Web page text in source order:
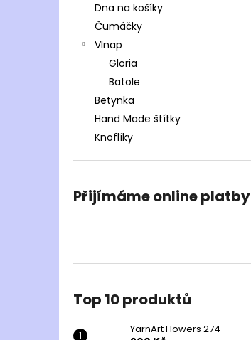
Dna na košíky
Čumáčky
Vlnap
Gloria
Batole
Betynka
Hand Made štítky
Knoflíky
Přijímáme online platby
Top 10 produktů
YarnArt Flowers 274